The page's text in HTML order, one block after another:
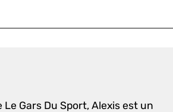
Gars Du Sport, Alexis est un